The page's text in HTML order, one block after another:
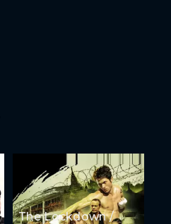
The Lockdown /